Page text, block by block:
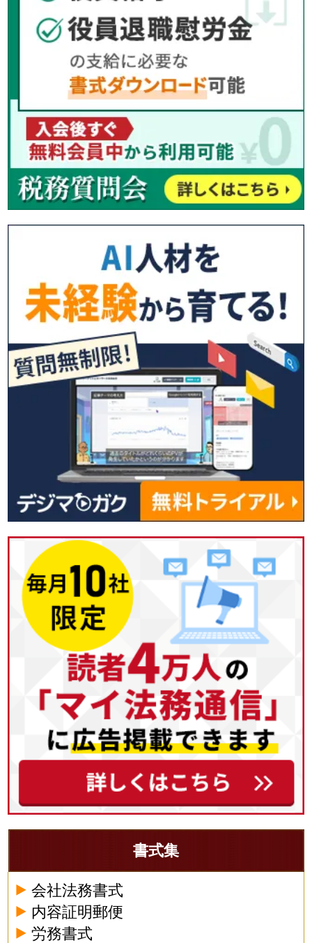
書式集
会社法務書式
内容証明郵便
労務書式